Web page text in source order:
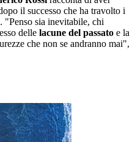
il successo che ha travolto i
"Penso sia inevitabile, chi
delle lacune del passato e la
che non se andranno mai",